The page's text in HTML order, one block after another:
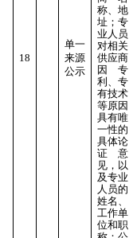
18
单一
来源
公示
称、地
址；专
业人员
对相关
供应商
因专
利、专
有技术
等原因
具有唯
一性的
具体论
证意
见，以
及专业
人员的
姓名、
工作单
位和职